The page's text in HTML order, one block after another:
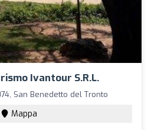
Ivantour S.R.L.
San Benedetto del Tronto
Mappa